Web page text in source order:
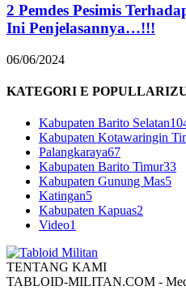
2 Pemdes Pesimis
Ini Penjelasannya…!!!
06/06/2024
KATEGORI E
Kabupaten Barito Selatan
Kabupaten Kotawaringin
Palangkaraya67
Kabupaten Barito Timur33
Kabupaten Gunung Mas5
Katingan5
Kabupaten Kapuas2
Video1
TENTANG KAMI
TABLOID-MILITAN.COM -